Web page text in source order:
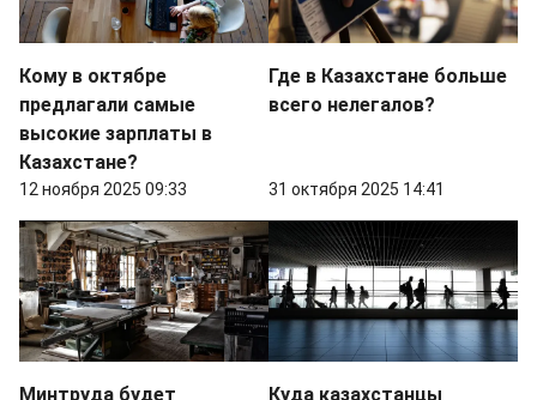
Кому в октябре
предлагали самые
высокие зарплаты в
Казахстане?
12 ноября 2025 09:33
Где в Казахстане больше
всего нелегалов?
31 октября 2025 14:41
Минтруда будет
Куда казахстанцы